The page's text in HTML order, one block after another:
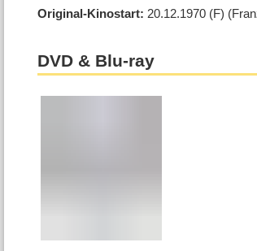
Original-Kinostart 20.12.1970 (F)
DVD & Blu-ray